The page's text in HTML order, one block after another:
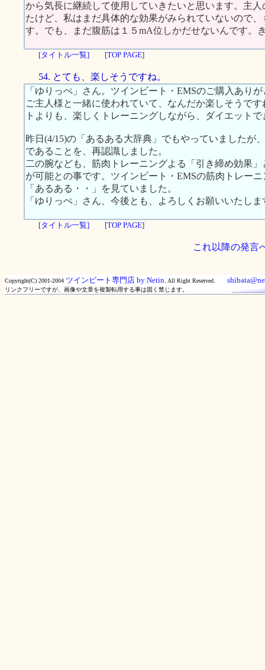
から気長に継続して使用していきたいと思います。主
たけど、私はまだ具体的な効果がみられていないので
す。でも、まだ腹筋は１５mA位しかだせないんです。
[タイトル一覧] [TOP PAGE]
54. とても、楽しそうですね。
「ゆりっぺ」さん。ツインビート・EMSのご購入あり
ご主人様と一緒に使われていて、なんだか楽しそうで
トよりも、楽しくトレーニングしながら、ダイエット
昨日(4/15)の「あるある大辞典」でもやっていましたが
であることを、再認識しました。
二の腕なども、筋肉トレーニングよる「引き締め効果
が可能との事です。ツインビート・EMSの筋肉トレー
「あるある・・」を見ていました。
「ゆりっぺ」さん、今後とも、よろしくお願いいたしま
[タイトル一覧] [TOP PAGE]
これ以降の発言
Copyright(C) 2001-2004 ツインビート専門店 by Netin. All Right Reserved.
リンクフリーですが、画像や文章を複製転用する事は固く禁じます。